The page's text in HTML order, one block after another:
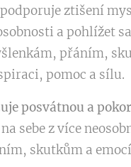
ztišení
a pohlížet
přáním,
pomoc a sílu.
posvátnou a
sebe z více
skutkům a